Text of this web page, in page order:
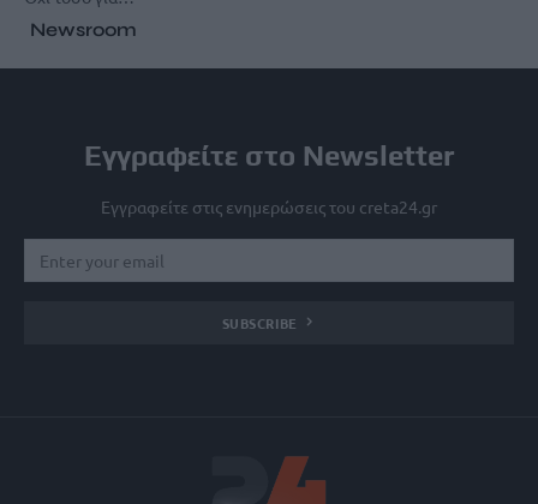
Newsroom
Εγγραφείτε στο Newsletter
Εγγραφείτε στις ενημερώσεις του creta24.gr
SUBSCRIBE